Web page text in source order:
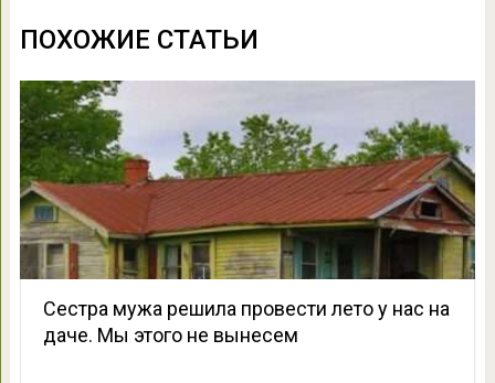
ПОХОЖИЕ СТАТЬИ
Сестра мужа решила провести лето у нас на
даче. Мы этого не вынесем